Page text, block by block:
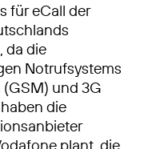
für eCall der
da die
Notrufsystems
und 3G
die